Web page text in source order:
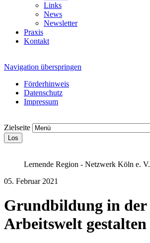
Links
News
Newsletter
Praxis
Kontakt
Navigation überspringen
Förderhinweis
Datenschutz
Impressum
Zielseite
Los
Lernende Region - Netzwerk Köln e. V.
05. Februar 2021
Grundbildung in der
Arbeitswelt gestalten